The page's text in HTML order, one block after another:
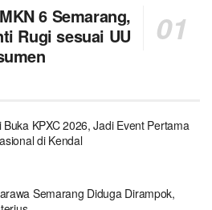
6 Semarang,
Rugi sesuai UU
KPXC 2026, Jadi Event Pertama
di Kendal
Semarang Diduga Dirampok,